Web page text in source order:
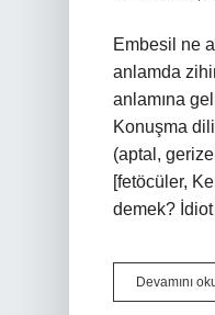
Embesil ne
anlamda
anlamına
Konuşma
(aptal,
[fetöcüler,
demek?
Devamını